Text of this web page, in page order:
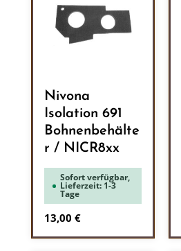
Nivona
Isolation 691
Bohnenbehälte
r / NICR8xx
Sofort verfügbar,
Lieferzeit: 1-3
Tage
Regulärer Preis:
13,00 €